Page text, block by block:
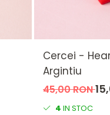
Cercei -
Argintiu
45,00 RON
4 IN STOC